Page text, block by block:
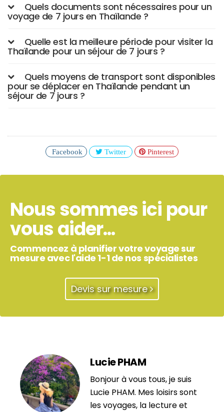
Quels documents sont nécessaires pour un
voyage de 7 jours en Thaïlande ?
Quelle est la meilleure période pour visiter la
Thaïlande pour un séjour de 7 jours ?
Quels moyens de transport sont disponibles
pour se déplacer en Thaïlande pendant un
séjour de 7 jours ?
Facebook Twitter Pinterest
Nous sommes ici pour
vous aider...
Commencez à planifier votre voyage sur
mesure avec l'aide 1-1 de nos spécialistes
Devis sur mesure
Lucie PHAM
Bonjour à vous tous, je suis
Lucie PHAM. Mes loisirs sont
les voyages, la lecture et